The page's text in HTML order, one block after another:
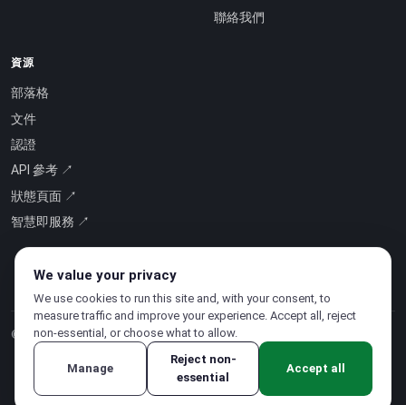
聯絡我們
資源
部落格
文件
認證
API 參考 ↗
狀態頁面 ↗
智慧即服務 ↗
© 2026 CloudSigma Holding AG.版權所有.
隱私權政策·服務條款
We value your privacy
We use cookies to run this site and, with your consent, to
measure traffic and improve your experience. Accept all, reject
non-essential, or choose what to allow.
Manage
Reject non-
essential
Accept all